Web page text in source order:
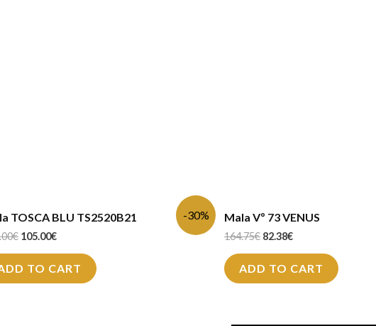
-30%
TOSCA BLU TS2520B21
€ 105.00€
TO CART
Mala Vº 73 VENUS
164.75€ 82.38€
ADD TO CART